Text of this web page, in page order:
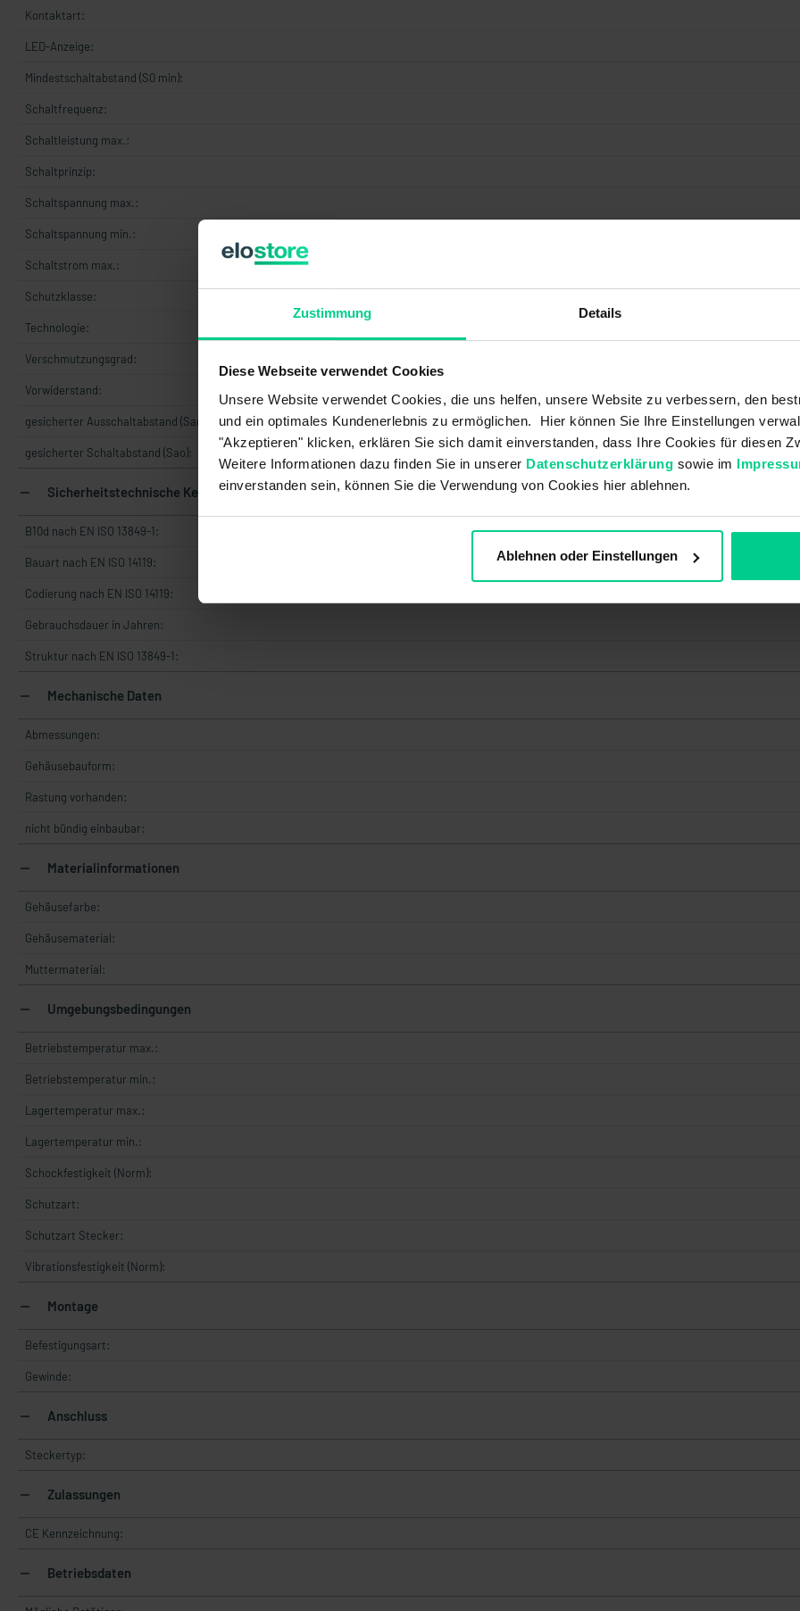
Zustimmung Details
Diese Webseite verwendet Cookies
Unsere Website verwendet Cookies, die uns helfen, unsere Website zu verbessern, den
und ein optimales Kundenerlebnis zu ermöglichen. Hier können Sie Ihre Einstellungen
"Akzeptieren" klicken, erklären Sie sich damit einverstanden, dass Ihre Cookies für diesen
Weitere Informationen dazu finden Sie in unserer Datenschutzerklärung sowie im
einverstanden sein, können Sie die Verwendung von Cookies hier ablehnen.
Ablehnen oder Einstellungen
Kontaktart:
LED-Anzeige:
Mindestschaltabstand (S0 min):
Schaltfrequenz:
Schaltleistung max.:
Schaltprinzip:
Schaltspannung max.:
Schaltspannung min.:
Schaltstrom max.:
Schutzklasse:
Technologie:
Verschmutzungsgrad:
Vorwiderstand:
gesicherter Ausschaltabstand (Sar):
gesicherter Schaltabstand (Sao):
Sicherheitstechnische Kennwerte
B10d nach EN ISO 13849-1:
Bauart nach EN ISO 14119:
Codierung nach EN ISO 14119:
Gebrauchsdauer in Jahren:
Struktur nach EN ISO 13849-1:
Mechanische Daten
Abmessungen:
Gehäusebauform:
Rastung vorhanden:
nicht bündig einbaubar:
Materialinformationen
Gehäusefarbe:
Gehäusematerial:
Muttermaterial:
Umgebungsbedingungen
Betriebstemperatur max.:
Betriebstemperatur min.:
Lagertemperatur max.:
Lagertemperatur min.:
Schockfestigkeit (Norm):
Schutzart:
Schutzart Stecker:
Vibrationsfestigkeit (Norm):
Montage
Befestigungsart:
Gewinde:
Anschluss
Steckertyp:
Zulassungen
CE Kennzeichnung:
Betriebsdaten